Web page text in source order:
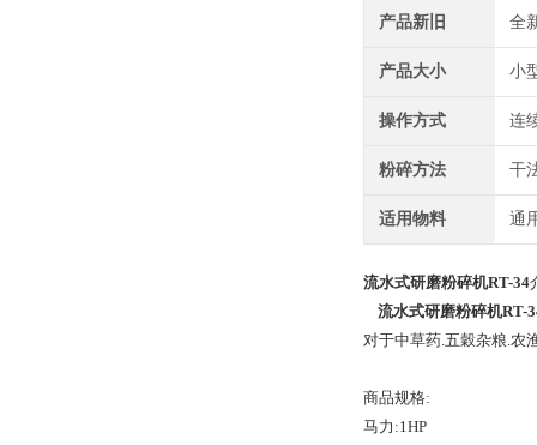
产品新旧 全
产品大小 小
操作方式 连
粉碎方法 干
适用物料 通
流水式研磨粉碎机RT-34
流水式研磨粉碎机RT-
对于中草药.五穀杂粮.农
商品规格:
马力:1HP